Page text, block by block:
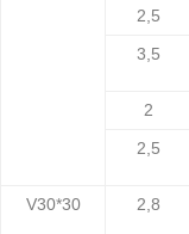
2,5
3,5
2
2,5
V30*30 2,8